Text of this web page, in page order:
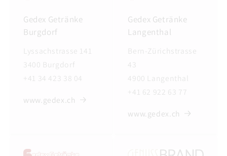
Gedex Getränke
Burgdorf
Lyssachstrasse 141
3400 Burgdorf
+41 34 423 38 04
www.gedex.ch
Gedex Getränke
Langenthal
Bern-Zürichstrasse
43
4900 Langenthal
+41 62 922 63 77
www.gedex.ch